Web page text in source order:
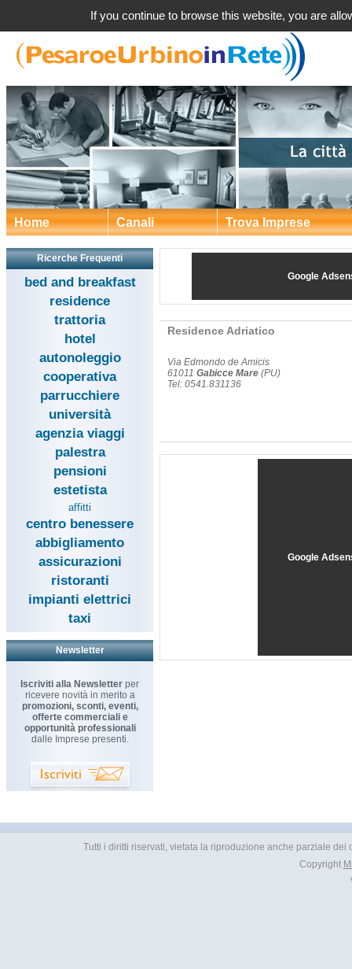
Home Canali Trova Imprese
Ricerche Frequenti
bed and breakfast
residence
trattoria
hotel
autonoleggio
cooperativa
parrucchiere
università
agenzia viaggi
palestra
pensioni
estetista
affitti
centro benessere
abbigliamento
assicurazioni
ristoranti
impianti elettrici
taxi
Newsletter
Iscriviti alla Newsletter per
ricevere novità in merito a
promozioni, sconti, eventi,
offerte commerciali e
opportunità professionali
dalle Imprese presenti.
Google
Residence Adriatico
Via Edmondo de Amicis
61011 Gabicce Mare (PU)
Tel: 0541.831136
Google
Tutti i diritti riservati, vietata la riproduzione anche parziale
Copyright
If you continue to browse this website, you are